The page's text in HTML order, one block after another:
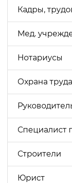
Кадры,
Мед.
Нотариусы
Охрана труда
Специалист
Строители
Юрист